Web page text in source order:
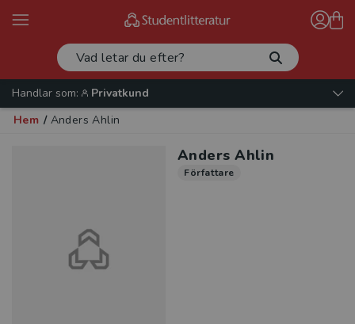
Handlar som:
Privatkund
Hem / Anders Ahlin
Anders Ahlin
Författare